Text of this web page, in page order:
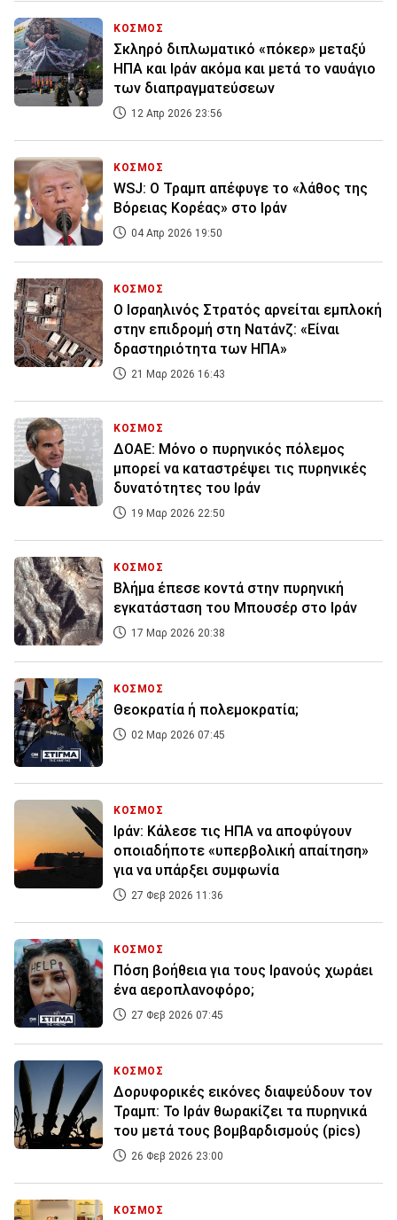
ΚΟΣΜΟΣ
Σκληρό διπλωματικό «πόκερ» μεταξύ
ΗΠΑ και Ιράν ακόμα και μετά το ναυάγιο
των διαπραγματεύσεων
12 Απρ 2026 23:56
ΚΟΣΜΟΣ
WSJ: Ο Τραμπ απέφυγε το «λάθος της
Βόρειας Κορέας» στο Ιράν
04 Απρ 2026 19:50
ΚΟΣΜΟΣ
Ο Ισραηλινός Στρατός αρνείται εμπλοκή
στην επιδρομή στη Νατάνζ: «Είναι
δραστηριότητα των ΗΠΑ»
21 Μαρ 2026 16:43
ΚΟΣΜΟΣ
ΔΟΑΕ: Μόνο ο πυρηνικός πόλεμος
μπορεί να καταστρέψει τις πυρηνικές
δυνατότητες του Ιράν
19 Μαρ 2026 22:50
ΚΟΣΜΟΣ
Βλήμα έπεσε κοντά στην πυρηνική
εγκατάσταση του Μπουσέρ στο Ιράν
17 Μαρ 2026 20:38
ΚΟΣΜΟΣ
Θεοκρατία ή πολεμοκρατία;
02 Μαρ 2026 07:45
ΚΟΣΜΟΣ
Ιράν: Κάλεσε τις ΗΠΑ να αποφύγουν
οποιαδήποτε «υπερβολική απαίτηση»
για να υπάρξει συμφωνία
27 Φεβ 2026 11:36
ΚΟΣΜΟΣ
Πόση βοήθεια για τους Ιρανούς χωράει
ένα αεροπλανοφόρο;
27 Φεβ 2026 07:45
ΚΟΣΜΟΣ
Δορυφορικές εικόνες διαψεύδουν τον
Τραμπ: Το Ιράν θωρακίζει τα πυρηνικά
του μετά τους βομβαρδισμούς (pics)
26 Φεβ 2026 23:00
ΚΟΣΜΟΣ